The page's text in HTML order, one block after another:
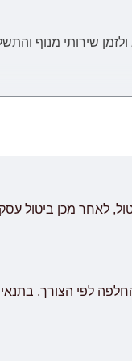
שירותי מנוף
לפי הצורך,